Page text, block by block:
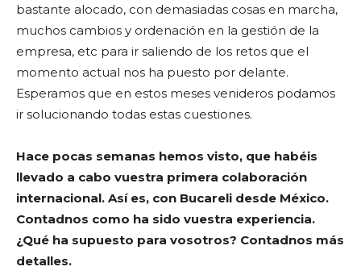
bastante alocado, con demasiadas cosas en marcha,
muchos cambios y ordenación en la gestión de la
empresa, etc para ir saliendo de los retos que el
momento actual nos ha puesto por delante.
Esperamos que en estos meses venideros podamos
ir solucionando todas estas cuestiones.
Hace pocas semanas hemos visto, que habéis
llevado a cabo vuestra primera colaboración
internacional. Así es, con Bucareli desde México.
Contadnos como ha sido vuestra experiencia.
¿Qué ha supuesto para vosotros? Contadnos más
detalles.